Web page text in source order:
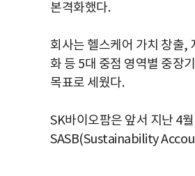
본격화했다.
회사는 헬스케어 가치 창출,
화 등 5대 중점 영역별 중장
목표로 세웠다.
SK바이오팜은 앞서 지난 4
SASB(Sustainability